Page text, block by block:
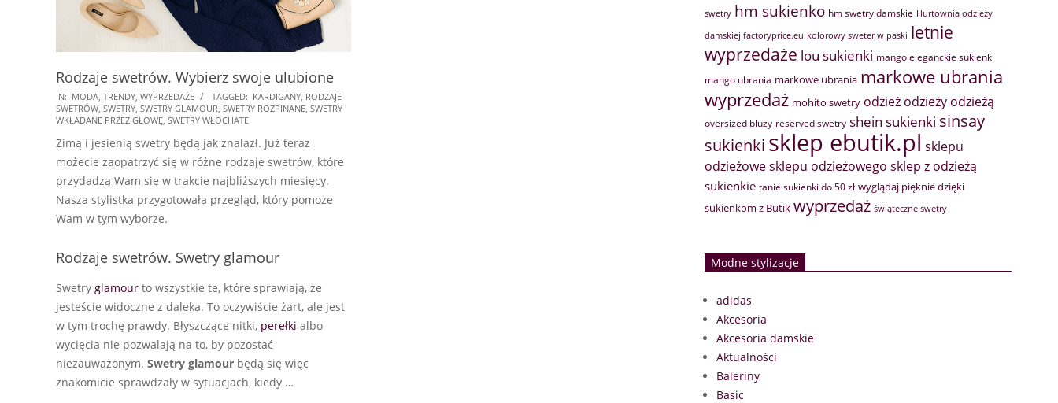
Rodzaje swetrów. Wybierz swoje ulubione
2018-
09-
IN: MODA TRENDY WYPRZEDAŻE TAGGED: KARDIGANY RODZAJE
SWETRÓW SWETRY SWETRY GLAMOUR SWETRY ROZPINANE SWETRY
WKŁADANE PRZEZ GŁOWĘ SWETRY WŁOCHATE
Zimą i jesienią swetry będą jak znalazł. Już teraz
możecie zaopatrzyć się w różne rodzaje swetrów, które
przydadzą Wam się w trakcie najbliższych miesięcy.
Nasza stylistka przygotowała przegląd, który pomoże
Wam w tym wyborze.
Rodzaje swetrów. Swetry glamour
Swetry glamour to wszystkie te, które sprawiają, że
jesteście widoczne z daleka. To oczywiście żart, ale jest
w tym trochę prawdy. Błyszczące nitki, perełki albo
wycięcia nie pozwalają na to, by pozostać
niezauważonym. Swetry glamour będą się więc
znakomicie sprawdzały w sytuacjach, kiedy …
swetry hm sukienko hm swetry damskie Hurtownia odzieży
damskiej factoryprice.eu kolorowy sweter w paski letnie
wyprzedaże lou sukienki mango eleganckie sukienki
mango ubrania markowe ubrania markowe ubrania
wyprzedaż mohito swetry odzież odzieży odzieżą
oversized bluzy reserved swetry shein sukienki sinsay
sukienki sklep ebutik.pl sklepu
odzieżowesklepu odzieżowego sklep z odzieżą
sukienkie tanie sukienki do 50 zł wyglądaj pięknie dzięki
sukienkom z Butik wyprzedaż świąteczne swetry
Modne stylizacje
adidas
Akcesoria
Akcesoria damskie
Aktualności
Baleriny
Basic